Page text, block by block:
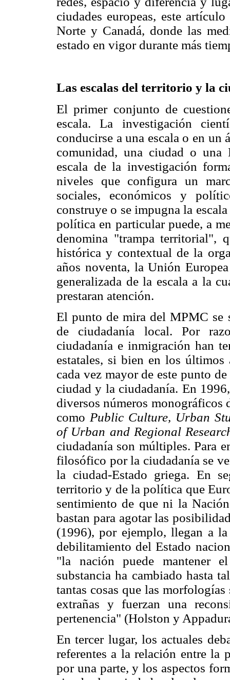
ciudades europeas, este
Norte y Canadá, donde las
estado en vigor durante más
Las escalas del territorio y la
El primer conjunto de
escala. La investigación
conducirse a una escala o en
comunidad, una ciudad o una
escala de la investigación
niveles que configura un
sociales, económicos y
construye o se impugna la
política en particular puede, a
denomina "trampa territorial",
histórica y contextual de la
años noventa, la Unión
generalizada de la escala a la
prestaran atención.
El punto de mira del MPMC se
de ciudadanía local. Por
ciudadanía e inmigración han
estatales, si bien en los
cada vez mayor de este punto
ciudad y la ciudadanía. En
diversos números monográficos
como Public Culture, Urban
of Urban and Regional
ciudadanía son múltiples. Para
filosófico por la ciudadanía se
la ciudad-Estado griega. En
territorio y de la política que
sentimiento de que ni la
bastan para agotar las
(1996), por ejemplo, llegan a
debilitamiento del Estado
"la nación puede mantener
substancia ha cambiado hasta
tantas cosas que las
extrañas y fuerzan una
pertenencia" (Holston y
En tercer lugar, los actuales
referentes a la relación entre la
por una parte, y los aspectos